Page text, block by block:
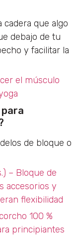
cadera que algo
debajo de tu
y facilitar la
el músculo
de bloque o
– Bloque de
accesorios y
flexibilidad
100 %
principiantes